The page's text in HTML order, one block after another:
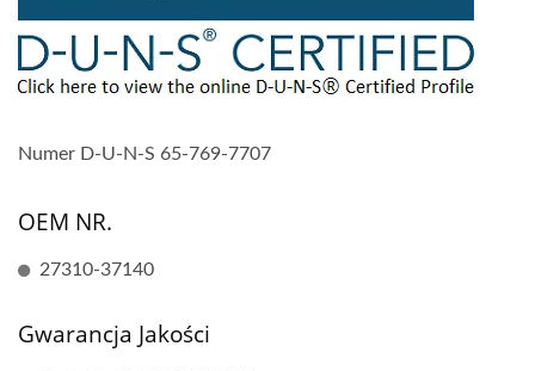
Numer D-U-N-S 65-769-7707
OEM NR.
27310-37140
Gwarancja Jakości